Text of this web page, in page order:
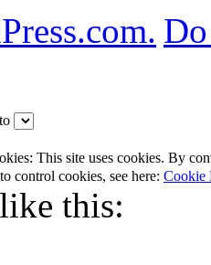
This site uses cookies. By
control cookies, see here: Cookie
this: